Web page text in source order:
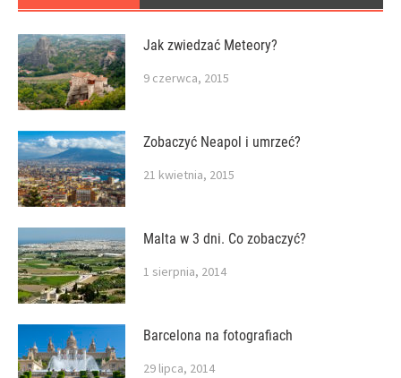
Jak zwiedzać Meteory?
9 czerwca, 2015
Zobaczyć Neapol i umrzeć?
21 kwietnia, 2015
Malta w 3 dni. Co zobaczyć?
1 sierpnia, 2014
Barcelona na fotografiach
29 lipca, 2014